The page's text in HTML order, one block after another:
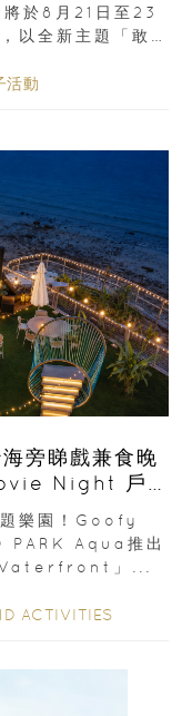
於8月21日至23
以全新主題「敢
活動
旁睇戲兼食晚
Night 戶
題樂園！Goofy
Aqua推出
」...
ACTIVITIES